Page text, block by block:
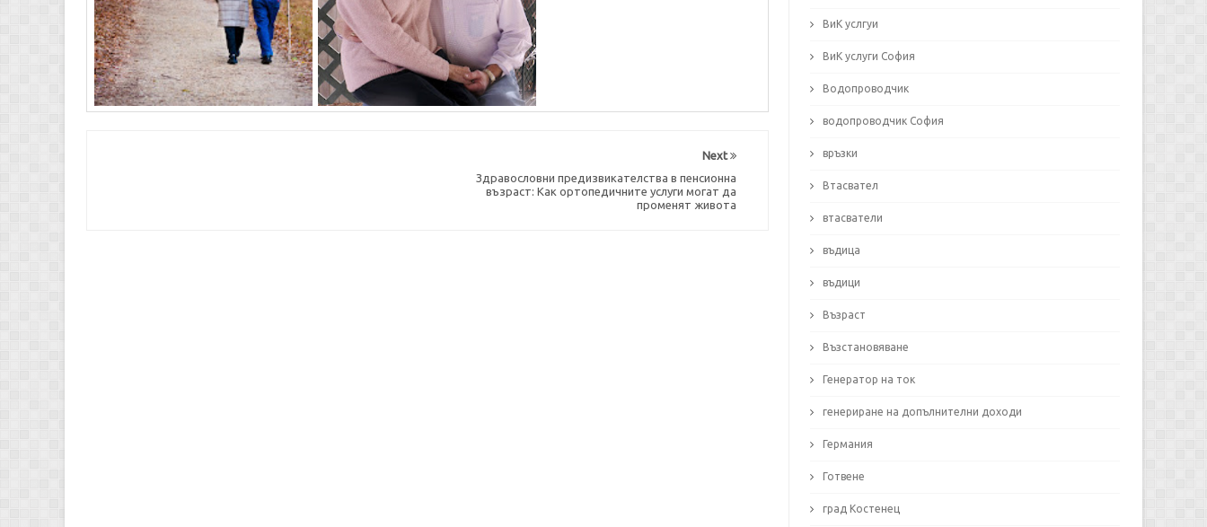
Next
Здравословни предизвикателства в пенсионна
възраст: Как ортопедичните услуги могат да
променят живота
ВиК услгуи
ВиК услуги София
Водопроводчик
водопроводчик София
връзки
Втасвател
втасватели
въдица
въдици
Възраст
Възстановяване
Генератор на ток
генериране на допълнителни доходи
Германия
Готвене
град Костенец